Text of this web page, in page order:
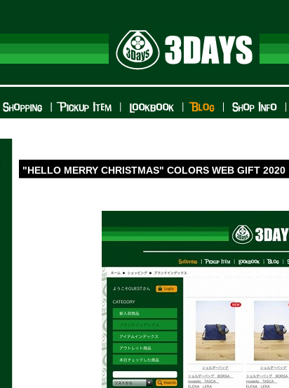
"HELLO MERRY CHRISTMAS" COLORS WEB GIFT 2020